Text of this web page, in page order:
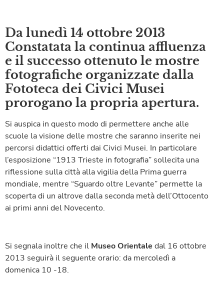
Da lunedì 14 ottobre 2013
Constatata la continua affluenza
e il successo ottenuto le mostre
fotografiche organizzate dalla
Fototeca dei Civici Musei
prorogano la propria apertura.
Si auspica in questo modo di permettere anche alle
scuole la visione delle mostre che saranno inserite nei
percorsi didattici offerti dai Civici Musei. In particolare
l’esposizione “1913 Trieste in fotografia” sollecita una
riflessione sulla città alla vigilia della Prima guerra
mondiale, mentre “Sguardo oltre Levante” permette la
scoperta di un altrove dalla seconda metà dell’Ottocento
ai primi anni del Novecento.
Si segnala inoltre che il Museo Orientale dal 16 ottobre
2013 seguirà il seguente orario: da mercoledì a
domenica 10 -18.